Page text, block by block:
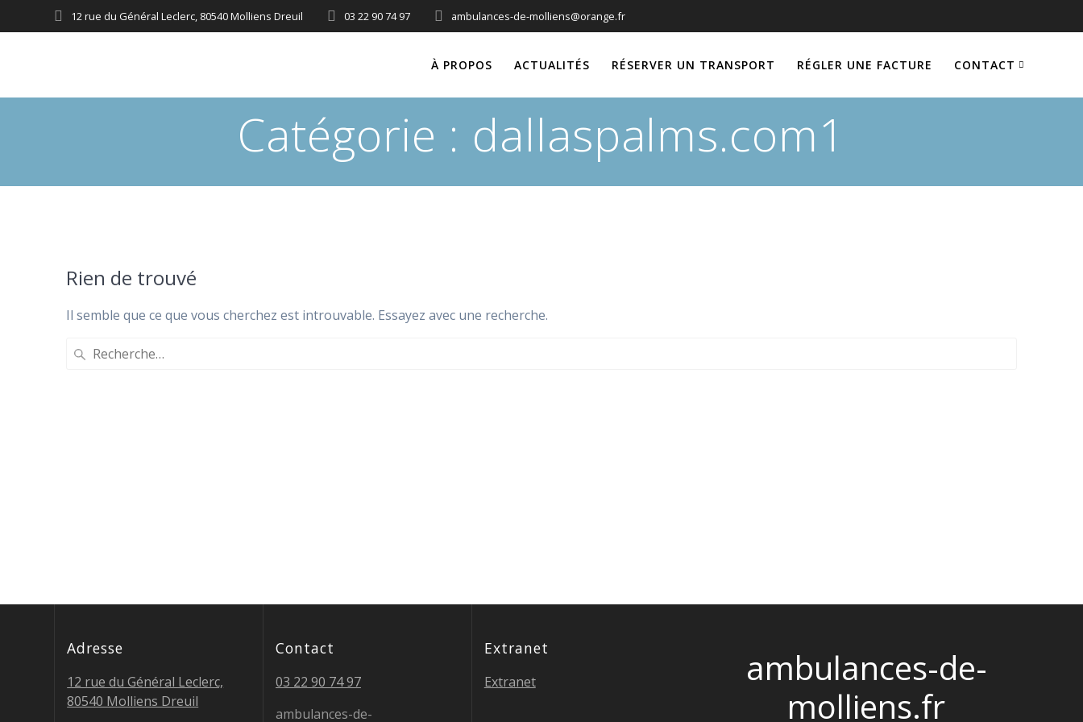
12 rue du Général Leclerc, 80540 Molliens Dreuil 03 22 90 74 97 ambulances-de-molliens@orange.fr
À PROPOS ACTUALITÉS RÉSERVER UN TRANSPORT RÉGLER UNE FACTURE CONTACT
Catégorie : dallaspalms.com1
Rien de trouvé
Il semble que ce que vous cherchez est introuvable. Essayez avec une recherche.
Adresse
12 rue du Général Leclerc,
80540 Molliens Dreuil
Contact
03 22 90 74 97
ambulances-de-
Extranet
Extranet
ambulances-de-
molliens.fr